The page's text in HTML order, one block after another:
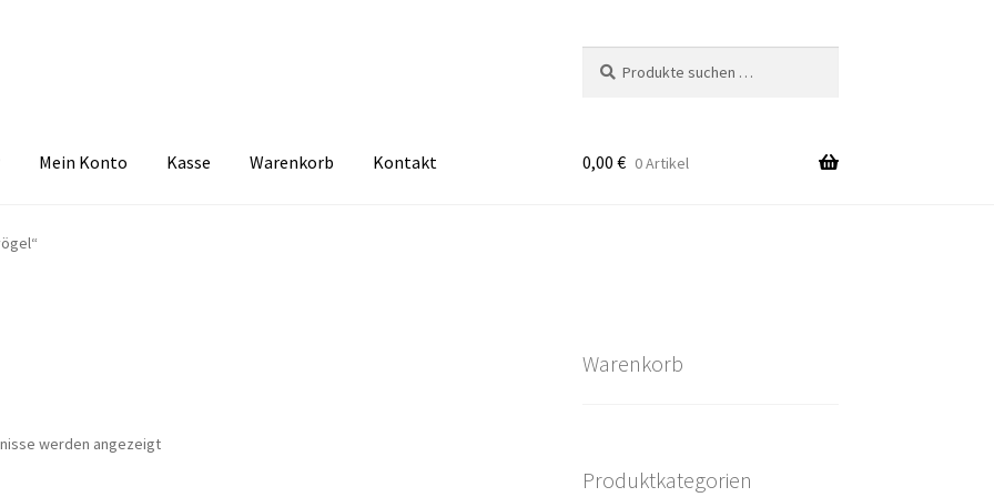
nach:
Mein Konto Kasse Warenkorb Kontakt 0,00 € 0 Artikel
werden angezeigtNach
Warenkorb
Produktkategorien